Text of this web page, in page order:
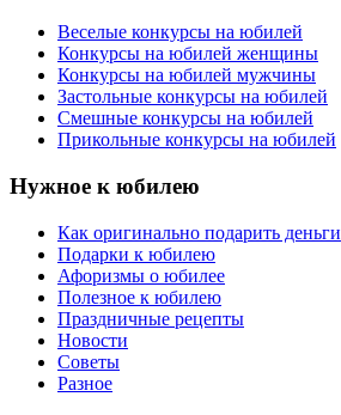
Веселые конкурсы на юбилей
Конкурсы на юбилей женщины
Конкурсы на юбилей мужчины
Застольные конкурсы на юбилей
Смешные конкурсы на юбилей
Прикольные конкурсы на юбилей
Нужное к юбилею
Как оригинально подарить деньги
Подарки к юбилею
Афоризмы о юбилее
Полезное к юбилею
Праздничные рецепты
Новости
Советы
Разное